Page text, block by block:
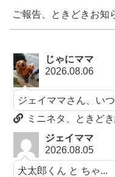
ご報告、ときどきお知
じゃにママ
2026.08.06
ジェイママさん、い
ミニネタ、ときどき
ジェイママ
2026.08.05
犬太郎くん と ちゃ...